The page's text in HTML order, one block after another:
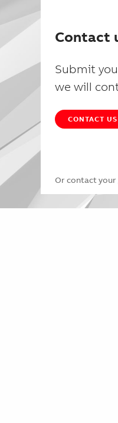
Contact
Submit
we will
CONTACT US
Or contact your